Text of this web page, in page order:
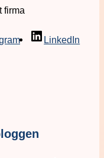
firma
LinkedIn